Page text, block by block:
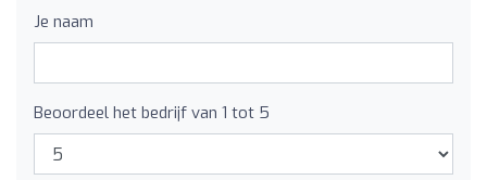
Je naam
Beoordeel het bedrijf van 1 tot 5